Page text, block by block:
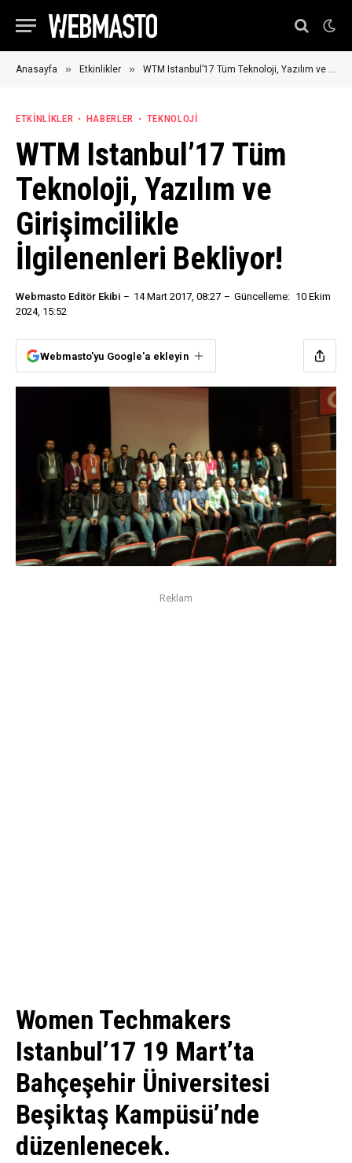
Anasayfa » Etkinlikler » WTM Istanbul’17 Tüm Teknoloji, Yazılım ve Girişimcilikle İlgilenenleri Bekliyor!
ETKINLIKLER HABERLER TEKNOLOJI
WTM Istanbul’17 Tüm
Teknoloji, Yazılım ve
Girişimcilikle
İlgilenenleri Bekliyor!
Webmasto Editör Ekibi 14 Mart 2017, 08:27 Güncelleme: 10 Ekim
2024, 15:52
Webmasto'yu Google'a ekleyin
Reklam
Women Techmakers
Istanbul’17 19 Mart’ta
Bahçeşehir Üniversitesi
Beşiktaş Kampüsü’nde
düzenlenecek.